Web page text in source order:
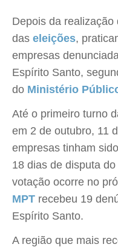
Depois da realização
das eleições,
empresas
Espírito Santo,
do Ministério
Até o primeiro turno
em 2 de outubro, 11
empresas tinham
18 dias de disputa
votação ocorre no
MPT recebeu 19
Espírito Santo.
A região que mais